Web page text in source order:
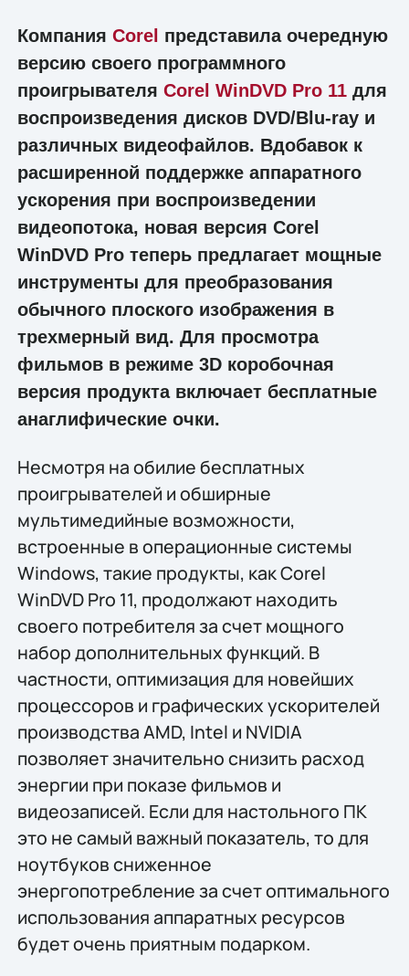
Компания Corel представила очередную
версию своего программного
проигрывателя Corel WinDVD Pro 11для
воспроизведения дисков DVD/Blu-ray и
различных видеофайлов. Вдобавок к
расширенной поддержке аппаратного
ускорения при воспроизведении
видеопотока, новая версия Corel
WinDVD Pro теперь предлагает мощные
инструменты для преобразования
обычного плоского изображения в
трехмерный вид. Для просмотра
фильмов в режиме 3D коробочная
версия продукта включает бесплатные
анаглифические очки.
Несмотря на обилие бесплатных
проигрывателей и обширные
мультимедийные возможности,
встроенные в операционные системы
Windows, такие продукты, как Corel
WinDVD Pro 11, продолжают находить
своего потребителя за счет мощного
набор дополнительных функций. В
частности, оптимизация для новейших
процессоров и графических ускорителей
производства AMD, Intel и NVIDIA
позволяет значительно снизить расход
энергии при показе фильмов и
видеозаписей. Если для настольного ПК
это не самый важный показатель, то для
ноутбуков сниженное
энергопотребление за счет оптимального
использования аппаратных ресурсов
будет очень приятным подарком.